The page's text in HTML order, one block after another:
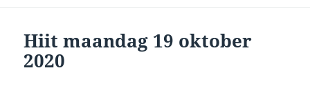
Hiit maandag 19 oktober
2020